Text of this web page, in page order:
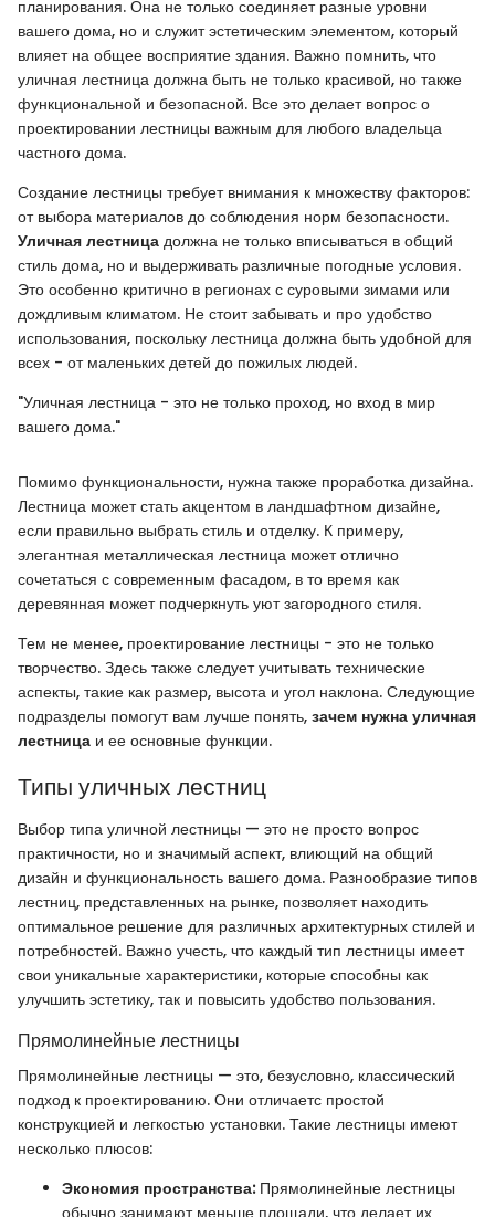
планирования. Она не только соединяет разные уровни
вашего дома, но и служит эстетическим элементом, который
влияет на общее восприятие здания. Важно помнить, что
уличная лестница должна быть не только красивой, но также
функциональной и безопасной. Все это делает вопрос о
проектировании лестницы важным для любого владельца
частного дома.
Создание лестницы требует внимания к множеству факторов:
от выбора материалов до соблюдения норм безопасности.
Уличная лестница должна не только вписываться в общий
стиль дома, но и выдерживать различные погодные условия.
Это особенно критично в регионах с суровыми зимами или
дождливым климатом. Не стоит забывать и про удобство
использования, поскольку лестница должна быть удобной для
всех - от маленьких детей до пожилых людей.
"Уличная лестница - это не только проход, но вход в мир
вашего дома."
Помимо функциональности, нужна также проработка дизайна.
Лестница может стать акцентом в ландшафтном дизайне,
если правильно выбрать стиль и отделку. К примеру,
элегантная металлическая лестница может отлично
сочетаться с современным фасадом, в то время как
деревянная может подчеркнуть уют загородного стиля.
Тем не менее, проектирование лестницы - это не только
творчество. Здесь также следует учитывать технические
аспекты, такие как размер, высота и угол наклона. Следующие
подразделы помогут вам лучше понять, зачем нужна уличная
лестница и ее основные функции.
Типы уличных лестниц
Выбор типа уличной лестницы — это не просто вопрос
практичности, но и значимый аспект, влиющий на общий
дизайн и функциональность вашего дома. Разнообразие типов
лестниц, представленных на рынке, позволяет находить
оптимальное решение для различных архитектурных стилей и
потребностей. Важно учесть, что каждый тип лестницы имеет
свои уникальные характеристики, которые способны как
улучшить эстетику, так и повысить удобство пользования.
Прямолинейные лестницы
Прямолинейные лестницы — это, безусловно, классический
подход к проектированию. Они отличаетс простой
конструкцией и легкостью установки. Такие лестницы имеют
несколько плюсов:
Экономия пространства:Прямолинейные лестницы
обычно занимают меньше площади, что делает их